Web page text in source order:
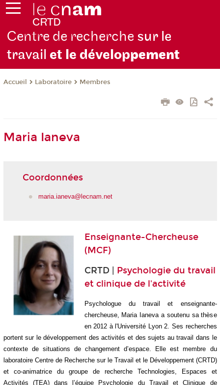
Centre de recherche sur le
travailet le développement
Accueil Laboratoire Membres
Maria Ianeva
Coordonnées
maria.ianeva@lecnam.net
Enseignante-Chercheuse
(MCF)
CRTD | Psychologie du travail
et clinique de l'activité
Psychologue du travail et enseignante-
chercheuse, Maria Ianeva a soutenu sa thèse
en 2012 à l'Université Lyon 2. Ses recherches
portent sur le développement des activités et des sujets au travail dans le
contexte de situations de changement d’espace. Elle est membre du
laboratoire Centre de Recherche sur le Travail et le Développement (CRTD)
et co-animatrice du groupe de recherche Technologies, Espaces et
Activités (TEA) dans l’équipe Psychologie du Travail et Clinique de